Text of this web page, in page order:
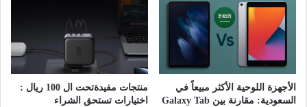
الأجهزة اللوحية الأكثر مبيعاً في
السعودية: مقارنة بين Galaxy Tab
منتجات مفيدةتحت ال 100 ريال :
اختيارات تستحق الشراء